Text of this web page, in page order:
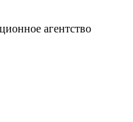
агентство